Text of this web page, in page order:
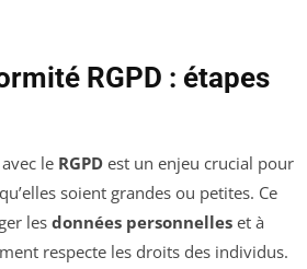
RGPD : étapes
le RGPD est un enjeu crucial pour
soient grandes ou petites. Ce
les données personnelles et à
respecte les droits des individus.